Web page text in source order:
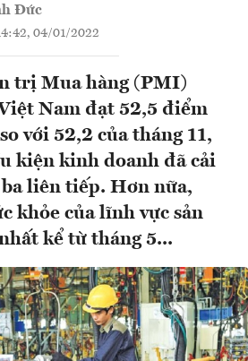
Đức
04/01/2022
trị Mua hàng (PMI)
Nam đạt 52,5 điểm
với 52,2 của tháng 11,
kiện kinh doanh đã cải
liên tiếp. Hơn nữa,
khỏe của lĩnh vực sản
kể từ tháng 5...